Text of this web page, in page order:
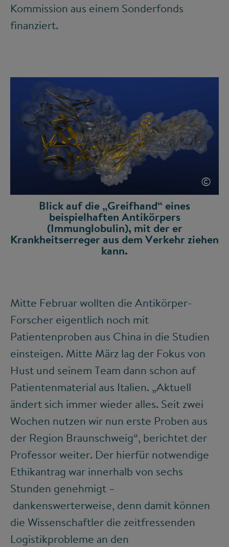
Kommission aus einem Sonderfonds
finanziert.
Blick auf die „Greifhand“ eines
beispielhaften Antikörpers
(Immunglobulin), mit der er
Krankheitserreger aus dem Verkehr ziehen
kann.
©
Mitte Februar wollten die Antikörper-
Forscher eigentlich noch mit
Patientenproben aus China in die Studien
einsteigen. Mitte März lag der Fokus von
Hust und seinem Team dann schon auf
Patientenmaterial aus Italien. „Aktuell
ändert sich immer wieder alles. Seit zwei
Wochen nutzen wir nun erste Proben aus
der Region Braunschweig“, berichtet der
Professor weiter. Der hierfür notwendige
Ethikantrag war innerhalb von sechs
Stunden genehmigt –
dankenswerterweise, denn damit können
die Wissenschaftler die zeitfressenden
Logistikprobleme an den